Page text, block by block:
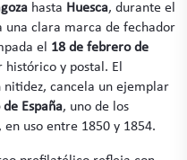
hasta Huesca, durante el
una clara marca de fechador
el 18 de febrero de
y postal. El
nitidez, cancela un ejemplar
de España, uno de los
uso entre 1850 y 1854.